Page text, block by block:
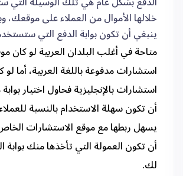
خلالها الأموال من العملاء على موقعك،
ينبغي أن تكون بوابة الدفع التي
متاحة في أغلب البلدان العربية لو كان
استشارات مدفوعة باللغة العربية، أما
استشارات بالإنجليزية فحاول اختيار
أن تكون سهلة الاستخدام بالنسبة
يسهل ربطها مع موقع الاستشارات
أن تكون العمولة التي تأخذها منك بوابة
لك.